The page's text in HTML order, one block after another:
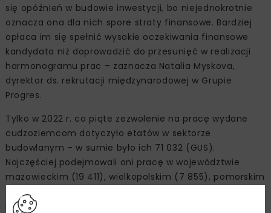
się opóźnień w budowie inwestycji, bo niejednokrotnie
oznacza ona dla nich spore straty finansowe. Bardziej
opłaca im się spełnić wysokie oczekiwania finansowe
kandydata niż doprowadzić do przesunięć w realizacji
harmonogramu prac – zaznacza Natalia Myskova,
dyrektor ds. rekrutacji międzynarodowej w Grupie
Progres.
Tylko w 2022 r. co piąte zezwolenie na pracę wydane
cudzoziemcom dotyczyło etatów w sektorze
budowlanym – w sumie było ich 71 032 (GUS).
Najczęściej podejmowali oni pracę w województwie
mazowieckim (19 411), wielkopolskim (7 855), pomorskim
którym je przyznano, stanowili obywatele Ukrainy (19